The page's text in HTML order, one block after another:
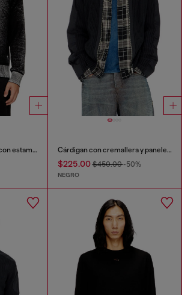
Jersey con cuello polo con estampado invertido Cárdigan con cremallera y paneles utility
$225.00$450.00-50%
NEGRO